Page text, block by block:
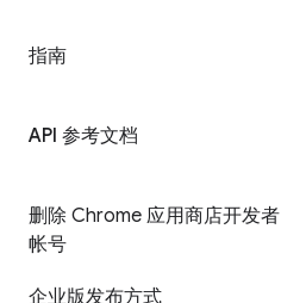
指南
API 参考文档
删除 Chrome 应用商店开发者
帐号
企业版发布方式